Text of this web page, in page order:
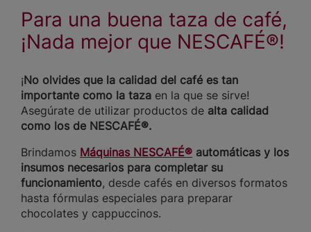
Para una buena taza de café,
¡Nada mejor que NESCAFÉ®!
¡No olvides que la calidad del café es tan
importante como la taza en la que se sirve!
Asegúrate de utilizar productos de alta calidad
como los de NESCAFÉ®.
Brindamos Máquinas NESCAFÉ® automáticas y los
insumos necesarios para completar su
funcionamiento, desde cafés en diversos formatos
hasta fórmulas especiales para preparar
chocolates y cappuccinos.